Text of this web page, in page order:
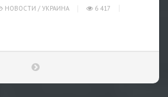
НОВОСТИ / УКРАИНА
6 417